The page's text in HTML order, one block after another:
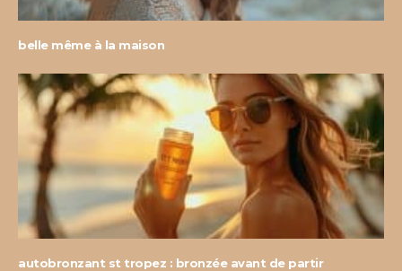
belle même à la maison
autobronzant st tropez : bronzée avant de partir